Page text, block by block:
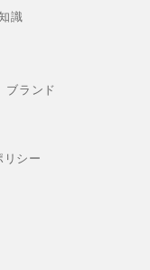
識
ブランド
リシー